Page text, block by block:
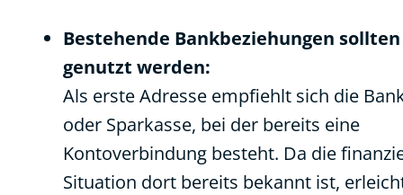
Bestehende Bankbeziehungen sollten
genutzt werden:
Als erste Adresse empfiehlt sich die
oder Sparkasse, bei der bereits eine
Kontoverbindung besteht. Da die
Situation dort bereits bekannt ist,